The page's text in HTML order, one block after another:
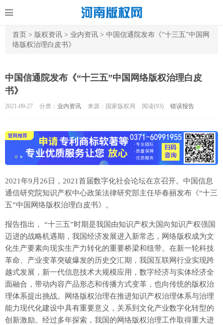
首页 > 版权资讯 > 业内资讯 > 中国信通院发布《“十三五”中国网
络版权治理白皮书》
中国信通院发布《“十三五”中国网络版权治理白皮
书》
2021-09-27 分类： 业内资讯 来源：国家版权局 阅读(93) 错误报告
2021年9月26日，2021首届数字化社会论坛在京召开。中国信息
通信研究院知识产权中心政策法律研究部主任毕春丽发布《“十三
五”中国网络版权治理白皮书》。
报告指出， “十三五”时期是我国由知识产权大国向知识产权强国
迈进的战略机遇期，我国经济发展进入新常态，网络版权成为文
化生产要素向现实生产力转化的重要桥梁和纽带。在新一轮科技
革命、产业变革突破爆发的历史交汇期，我国互联网行业实现跨
越式发展，新一代信息技术大规模应用，数字经济与实体经济全
面融合，带动内容产品形态和传播方式变革，也向传统的版权治
理体系提出挑战。网络版权治理在推进知识产权治理体系与治理
能力现代化建设中具有重要意义，关系到文化产业数字化转型的
创新激励。经过多年探索，我国的网络版权治理工作取得重大进